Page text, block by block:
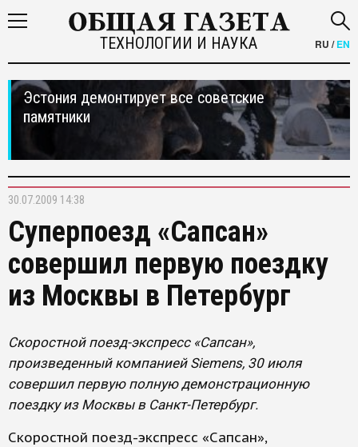
ТЕХНОЛОГИИ И НАУКА RU /EN
Эстония демонтирует все советские
памятники
30.07.2009 14:38
Суперпоезд «Сапсан»
совершил первую поездку
из Москвы в Петербург
Скоростной поезд-экспресс «Сапсан»,
произведенный компанией Siemens, 30 июля
совершил первую полную демонстрационную
поездку из Москвы в Санкт-Петербург.
Скоростной поезд-экспресс «Сапсан»,